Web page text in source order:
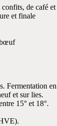
de café et
et finale
Fermentation en
et sur lies.
15° et 18°.